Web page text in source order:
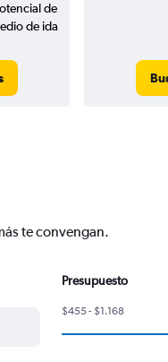
de
de ida
te convengan.
Presupuesto
$455 - $1.168